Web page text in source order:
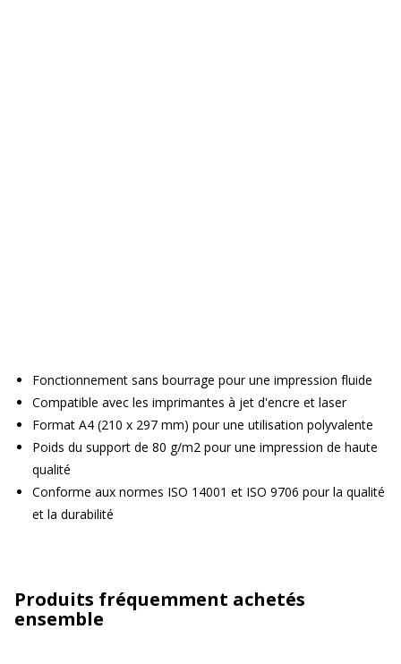
Fonctionnement sans bourrage pour une impression fluide
Compatible avec les imprimantes à jet d'encre et laser
Format A4 (210 x 297 mm) pour une utilisation polyvalente
Poids du support de 80 g/m2 pour une impression de haute
qualité
Conforme aux normes ISO 14001 et ISO 9706 pour la qualité
et la durabilité
Produits fréquemment achetés
ensemble